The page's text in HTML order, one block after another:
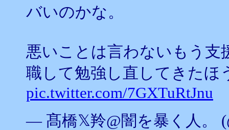
バいのかな。
悪いことは言わないもう支
職して勉強し直してきたほ
pic.twitter.com/7GXTuRtJnu
— 髙橋𝕏羚@闇を暴く人。